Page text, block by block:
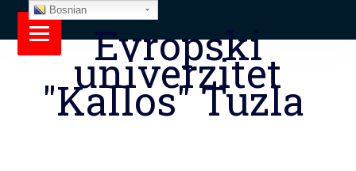
Evropski
univerzitet
"Kallos" Tuzla
Bosnian